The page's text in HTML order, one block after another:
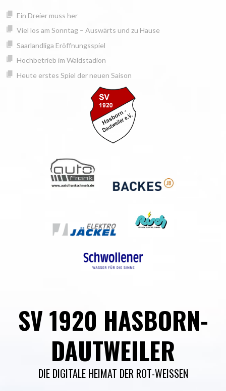
springen
zum
Inhalt
Ein Dreier muss her
Viel los am Sonntag – Auswärts und zu Hause
Saarlandliga Eröffnungsspiel
Hochbetrieb im Waldstadion
Heute erstes Spiel der neuen Saison
SV 1920 HASBORN-
DAUTWEILER
DIE DIGITALE HEIMAT DER ROT-WEISSEN